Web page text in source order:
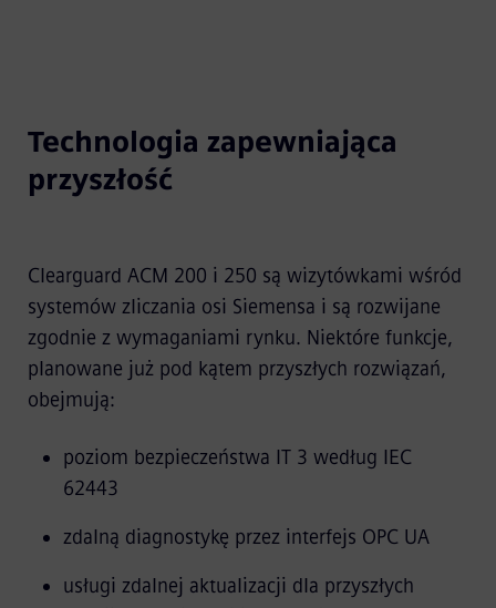
Technologia zapewniająca
przyszłość
Clearguard ACM 200 i 250 są wizytówkami wśród
systemów zliczania osi Siemensa i są rozwijane
zgodnie z wymaganiami rynku. Niektóre funkcje,
planowane już pod kątem przyszłych rozwiązań,
obejmują:
poziom bezpieczeństwa IT 3 według IEC
62443
zdalną diagnostykę przez interfejs OPC UA
usługi zdalnej aktualizacji dla przyszłych